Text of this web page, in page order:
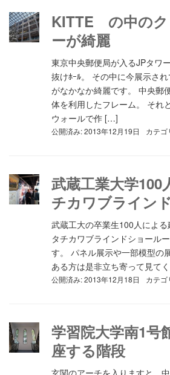
KITTE の中のク
ーが綺麗
東京中央郵便局が入るJPタワ
抜けﾎｰﾙ。 その中に今展示さ
がなかなか綺麗です。 中央郵
体を利用したフレーム。 それ
ウォールで作 […]
公開済み: 2013年12月19日 カテゴ
武蔵工業大学
チカワブライン
武蔵工大の卒業生100人によ
タチカワブラインドショール
す。 パネル展示や一部模型の
ある方は是非立ち寄って見てく
公開済み: 2013年12月18日 カテゴ
学習院大学南1
座する階段
玄関のアーチを入りますと、